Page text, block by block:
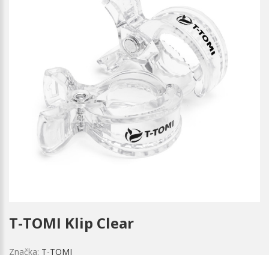
T-TOMI Klip Clear
Značka: T-TOMI